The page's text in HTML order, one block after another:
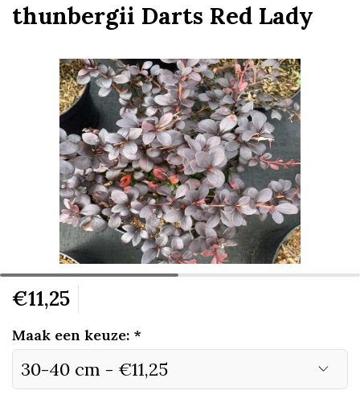
thunbergii Darts Red Lady
€11,25
Maak een keuze: *